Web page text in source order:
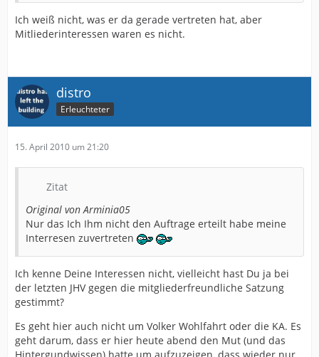
Ich weiß nicht, was er da gerade vertreten hat, aber
Mitliederinteressen waren es nicht.
distro
Erleuchteter
15. April 2010 um 21:20
Zitat
Original von Arminia05
Nur das Ich Ihm nicht den Auftrage erteilt habe meine
Interresen zuvertreten
Ich kenne Deine Interessen nicht, vielleicht hast Du ja bei
der letzten JHV gegen die mitgliederfreundliche Satzung
gestimmt?
Es geht hier auch nicht um Volker Wohlfahrt oder die KA. Es
geht darum, dass er hier heute abend den Mut (und das